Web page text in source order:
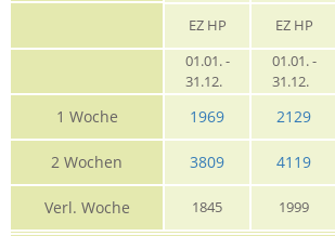
EZ HP
EZ HP
01.01. -
31.12.
01.01. -
31.12.
1 Woche 1969 2129
2 Wochen
3809 4119
Verl. Woche
1845 1999